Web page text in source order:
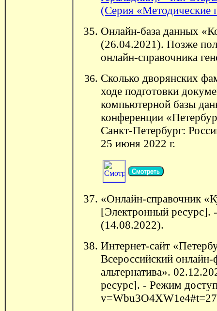
(Серия «Методические
Онлайн-база данных
(26.04.2021). Позже
онлайн-справочника
Сколько дворянских
ходе подготовки
компьютерной базы
конференции
Санкт-Петербург:
25 июня 2022 г.
Смотреть
«Онлайн-справочник
[Электронный
(14.08.2022).
Интернет-сайт
Всероссийский
альтернатива».
ресурс]. - Режим